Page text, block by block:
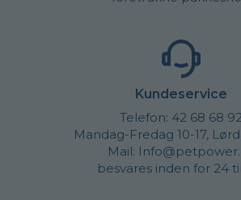
Kundeservice
Telefon: 42 68 68 92
Mandag-Fredag 10-17,
Mail:
besvares inden for 24